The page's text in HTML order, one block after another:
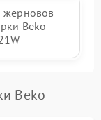
жерновов
Beko
Beko